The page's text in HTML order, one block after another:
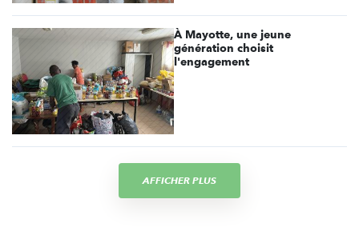
À Mayotte, une jeune
génération choisit
l'engagement
AFFICHER PLUS